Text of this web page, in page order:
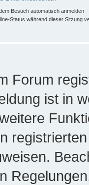
Besuch automatisch anmelden
Status während dieser Sitzung
Forum
ist in